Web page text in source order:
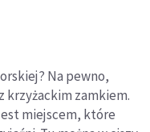
Na pewno,
krzyżackim zamkiem.
miejscem, które